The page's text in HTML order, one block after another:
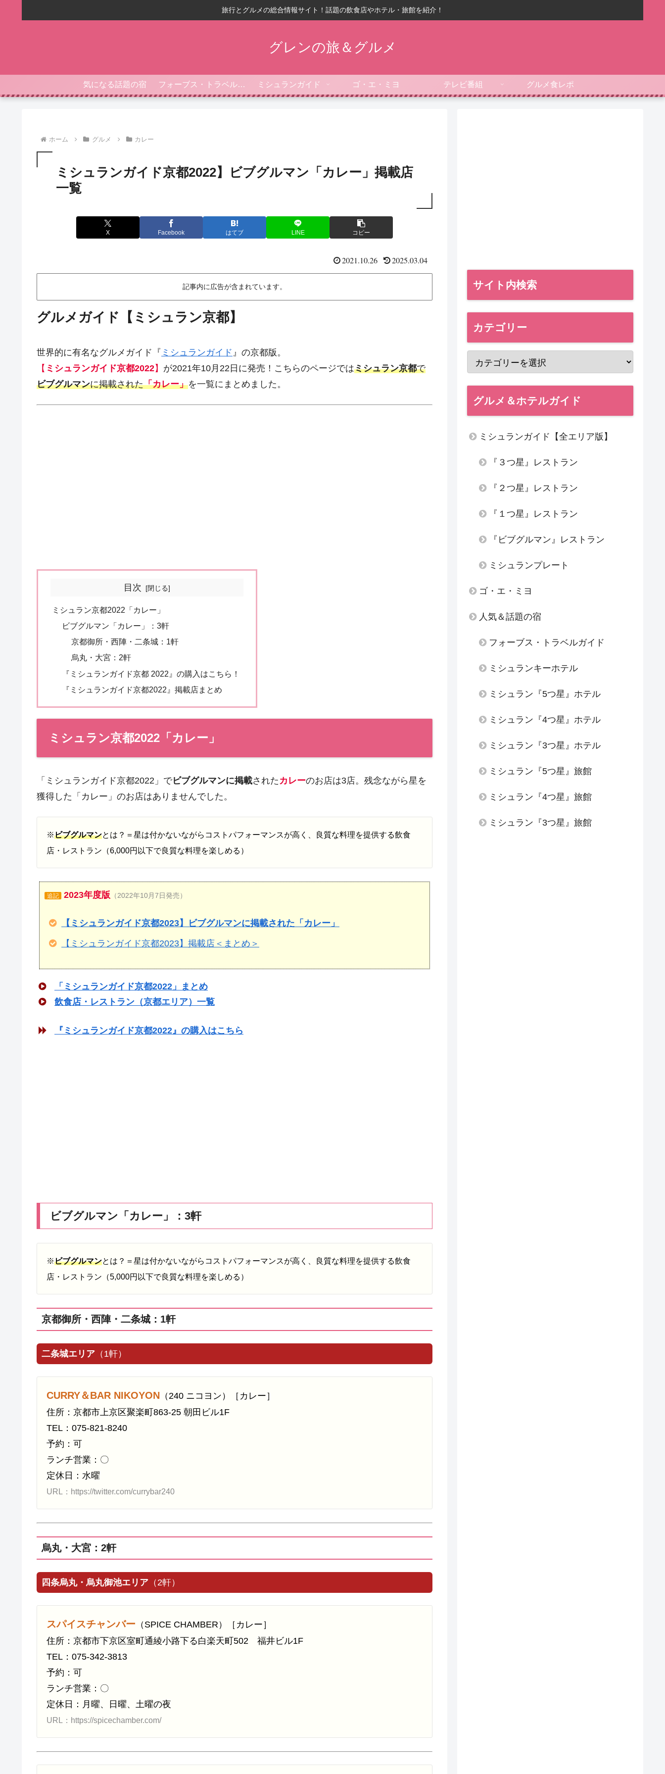
旅行とグルメの総合情報サイト！話題の飲食店やホテル・旅館を紹介！
グレンの旅＆グルメ
気になる話題の宿 フォーブス・トラベルガイド ミシュランガイド ゴ・エ・ミヨ テレビ番組 グルメ食レポ
ホーム グルメ カレー
ミシュランガイド京都2022】ビブグルマン「カレー」掲載店
一覧
X Facebook はてブ LINE コピー
2021.10.26 2025.03.04
記事内に広告が含まれています。
グルメガイド【ミシュラン京都】
世界的に有名なグルメガイド『 ミシュランガイド 』の京都版。
【 ミシュランガイド京都2022】 が2021年10月22日に発売！こちらのページではミシュラン京都で
ビブグルマンに掲載された「カレー」を一覧にまとめました。
目次
ミシュラン京都2022「カレー」
ビブグルマン「カレー」：3軒
京都御所・西陣・二条城：1軒
烏丸・大宮：2軒
『ミシュランガイド京都 2022』の購入はこちら！
『ミシュランガイド京都2022』掲載店まとめ
ミシュラン京都2022「カレー」
「ミシュランガイド京都2022」でビブグルマンに掲載された カレーのお店は3店。残念ながら星を
獲得した「カレー」のお店はありませんでした。
※ビブグルマンとは？＝星は付かないながらコストパフォーマンスが高く、良質な料理を提供する飲食
店・レストラン（6,000円以下で良質な料理を楽しめる）
追記 2023年度版 （2022年10月7日発売）
【ミシュランガイド京都2023】ビブグルマンに掲載された「カレー」
【ミシュランガイド京都2023】掲載店＜まとめ＞
「ミシュランガイド京都2022」まとめ
飲食店・レストラン（京都エリア）一覧
『ミシュランガイド京都2022』の購入はこちら
ビブグルマン「カレー」：3軒
※ビブグルマンとは？＝星は付かないながらコストパフォーマンスが高く、良質な料理を提供する飲食
店・レストラン（5,000円以下で良質な料理を楽しめる）
京都御所・西陣・二条城：1軒
二条城エリア （1軒）
CURRY＆BAR NIKOYON （240 ニコヨン）［カレー］
住所：京都市上京区聚楽町863-25 朝田ビル1F
TEL：075-821-8240
予約：可
ランチ営業：〇
定休日：水曜
URL：https://twitter.com/currybar240
烏丸・大宮：2軒
四条烏丸・烏丸御池エリア （2軒）
スパイスチャンバー （SPICE CHAMBER）［カレー］
住所：京都市下京区室町通綾小路下る白楽天町502 福井ビル1F
TEL：075-342-3813
予約：可
ランチ営業：〇
定休日：月曜、日曜、土曜の夜
URL：https://spicechamber.com/
サイト内検索
カテゴリー
グルメ＆ホテルガイド
ミシュランガイド【全エリア版】
『３つ星』レストラン
『２つ星』レストラン
『１つ星』レストラン
『ビブグルマン』レストラン
ミシュランプレート
ゴ・エ・ミヨ
人気＆話題の宿
フォーブス・トラベルガイド
ミシュランキーホテル
ミシュラン『5つ星』ホテル
ミシュラン『4つ星』ホテル
ミシュラン『3つ星』ホテル
ミシュラン『5つ星』旅館
ミシュラン『4つ星』旅館
ミシュラン『3つ星』旅館